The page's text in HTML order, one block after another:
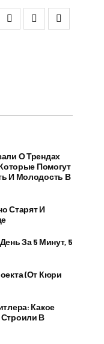
О Трендах
Помогут
И Молодость В
Старят И
За 5 Минут, 5
(от Кюри
Какое
В